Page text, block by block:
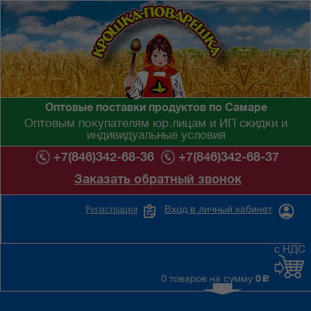
Оптовые поставки продуктов по Самаре
Оптовым покупателям юр.лицам и ИП скидки и
индивидуальные условия
+7(846)342-68-36
+7(846)342-68-37
Заказать обратный звонок
Вход в личный кабинет
Регистрация
0 товаров на сумму 0 c
с НДС